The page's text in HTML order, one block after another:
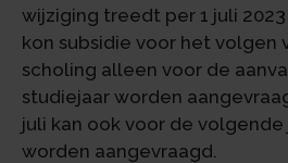
wijziging treedt per 1 juli
kon subsidie voor het volgen
scholing alleen voor de
studiejaar worden
juli kan ook voor de volgende
worden aangevraagd.